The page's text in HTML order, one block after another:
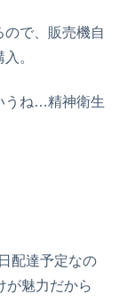
で、販売機自
。
うね…精神衛生
配達予定なの
が魅力だから